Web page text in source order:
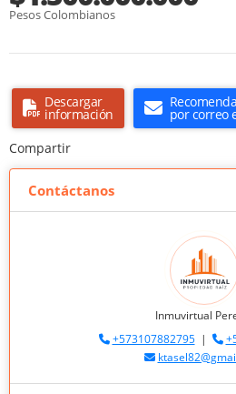
Pesos Colombianos
Descargar
información
por correo
Compartir
Contáctanos
Inmuvirtual
+573107882795|